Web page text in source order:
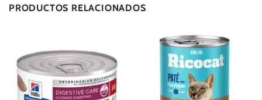
PRODUCTOS RELACIONADOS